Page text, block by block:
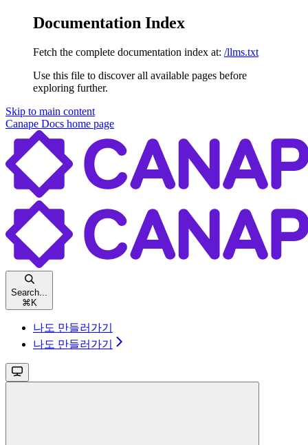
Documentation Index
Fetch the complete documentation index at: /llms.txt
Use this file to discover all available pages before
exploring further.
Skip to main content
Canape Docs home page
Search...
⌘ K
나도 만들러가기
나도 만들러가기